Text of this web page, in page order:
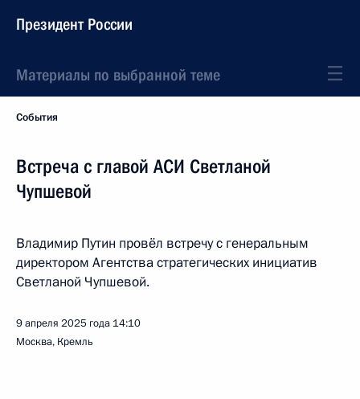
Президент России
Материалы по выбранной теме
События
Встреча с главой АСИ Светланой
Чупшевой
Владимир Путин провёл встречу с генеральным
директором Агентства стратегических инициатив
Светланой Чупшевой.
9 апреля 2025 года 14:10
Москва, Кремль